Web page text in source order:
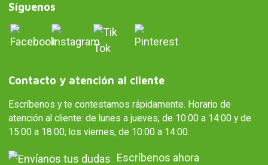
Síguenos
Contacto y atención al cliente
Escríbenos y te contestamos rápidamente. Horario de
atención al cliente: de lunes a jueves, de 10:00 a 14:00 y de
15:00 a 18:00; los viernes, de 10:00 a 14:00.
Escríbenos ahora